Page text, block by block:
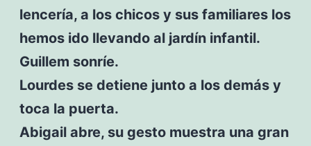
lencería, a los chicos y sus familiares los
hemos ido llevando al jardín infantil.
Guillem sonríe.
Lourdes se detiene junto a los demás y
toca la puerta.
Abigail abre, su gesto muestra una gran